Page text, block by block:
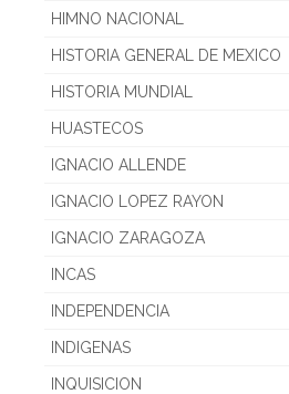
HIMNO NACIONAL
HISTORIA GENERAL DE MEXICO
HISTORIA MUNDIAL
HUASTECOS
IGNACIO ALLENDE
IGNACIO LOPEZ RAYON
IGNACIO ZARAGOZA
INCAS
INDEPENDENCIA
INDIGENAS
INQUISICION